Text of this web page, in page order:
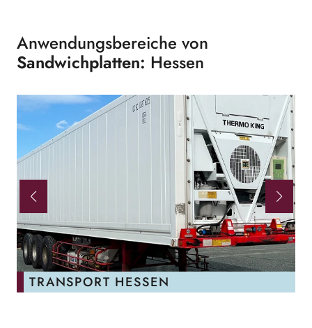
Anwendungsbereiche von
Sandwichplatten: Hessen
TRANSPORT HESSEN